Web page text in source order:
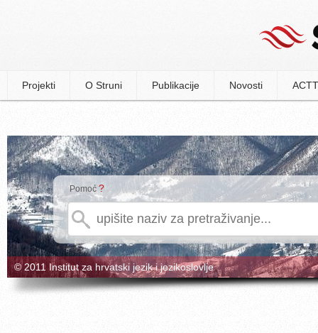
Projekti O Struni Publikacije Novosti
Pomoć ?
© 2011 Institut za hrvatski jezik i jezikoslovlje